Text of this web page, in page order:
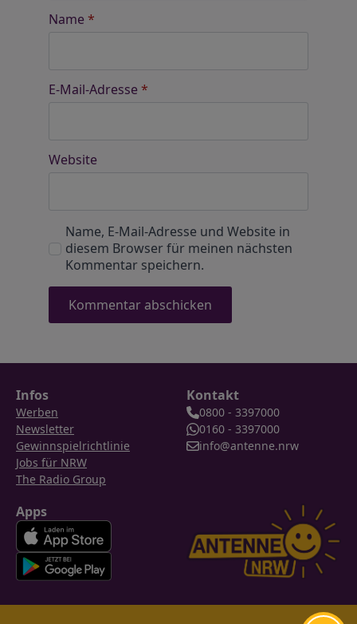
Name *
E-Mail-Adresse *
Website
Name, E-Mail-Adresse und Website in
diesem Browser für meinen nächsten
Kommentar speichern.
Infos
Werben
Newsletter
Gewinnspielrichtlinie
Jobs für NRW
The Radio Group
Kontakt
0800 - 3397000
0160 - 3397000
info@antenne.nrw
Apps